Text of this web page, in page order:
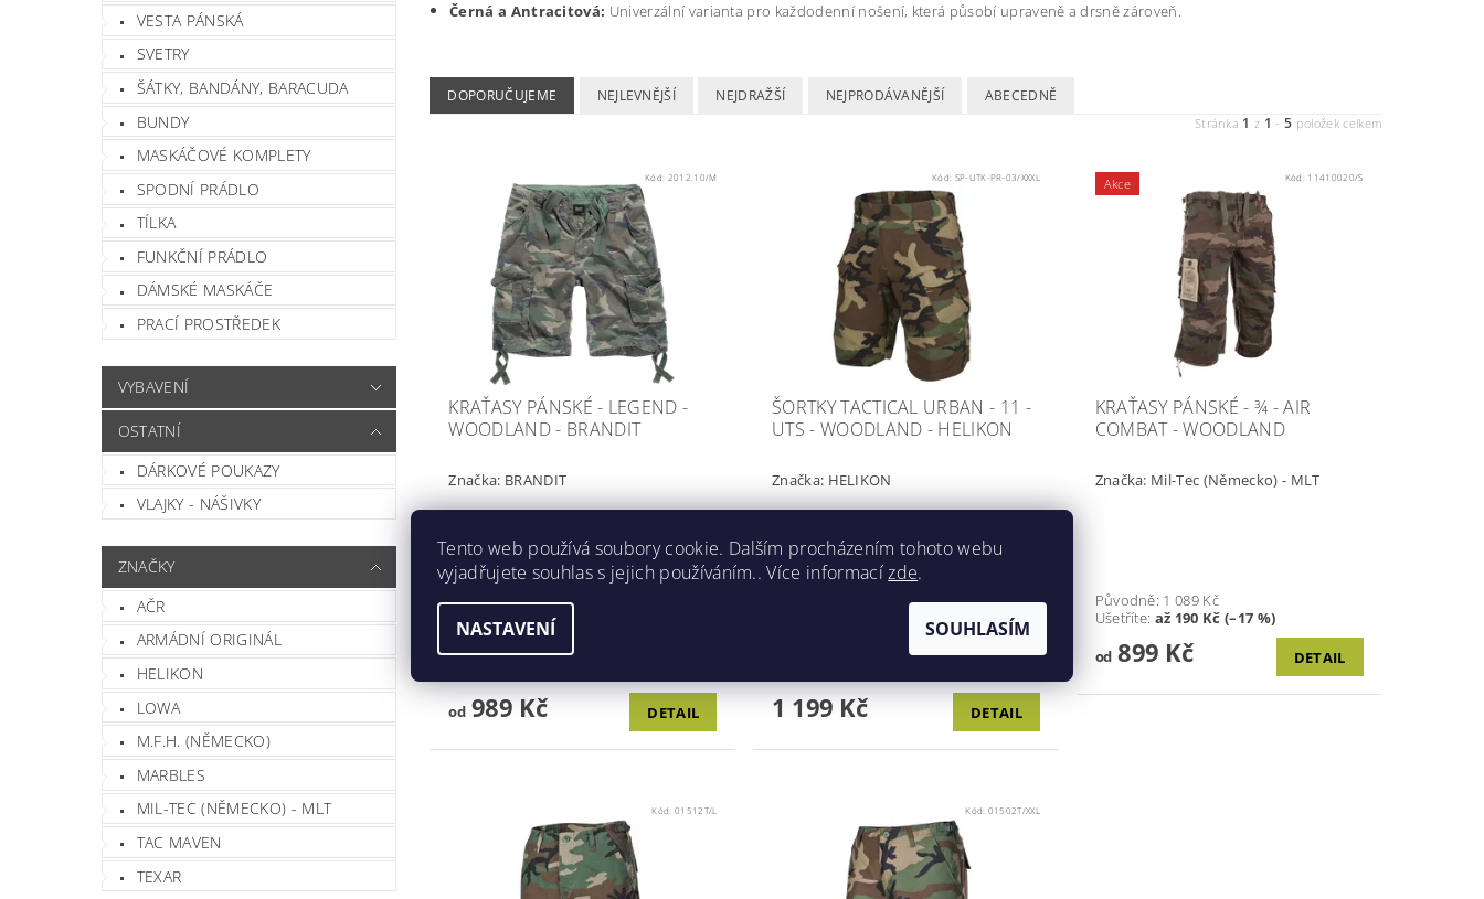
VESTA PÁNSKÁ
SVETRY
ŠÁTKY, BANDÁNY, BARACUDA
BUNDY
MASKÁČOVÉ KOMPLETY
SPODNÍ PRÁDLO
TÍLKA
FUNKČNÍ PRÁDLO
DÁMSKÉ MASKÁČE
PRACÍ PROSTŘEDEK
VYBAVENÍ
OSTATNÍ
DÁRKOVÉ POUKAZY
VLAJKY - NÁŠIVKY
ZNAČKY
AČR
ARMÁDNÍ ORIGINÁL
HELIKON
LOWA
M.F.H. (NĚMECKO)
MARBLES
MIL-TEC (NĚMECKO) - MLT
TAC MAVEN
TEXAR
Černá a Antracitová: Univerzální varianta pro každodenní nošení, která působí upraveně a drsně zároveň.
DOPORUČUJEME NEJLEVNĚJŠÍ NEJDRAŽŠÍ NEJPRODÁVANĚJŠÍ ABECEDNĚ
Stránka 1 z 1 -5 položek celkem
Kód: 2012.10/M
KRAŤASY PÁNSKÉ - LEGEND -
WOODLAND - BRANDIT
Značka: BRANDIT
Kraťasy pánské - Vintage Classic
Moderní kraťasy v provedení Vintage
Classic Díky pevnému materiálu jsou
velmi odolné. Tyto kraťasy jsou
od989 Kč DETAIL
Kód: SP-UTK-PR-03/XXXL
ŠORTKY TACTICAL URBAN - 11 -
UTS - WOODLAND - HELIKON
Značka: HELIKON
Šortky tactical urban - UTS Tyto šortky
jsou založeny na kalhotech UTP®
designu. Stavba byla přizpůsobena pro
extrémně horké počasí a nabízí ještě
1 199 Kč DETAIL
Akce Kód: 11410020/S
KRAŤASY PÁNSKÉ - ¾ - AIR
COMBAT - WOODLAND
Značka: Mil-Tec (Německo) - MLT
Původně: 1 089 Kč
Ušetříte: až 190 Kč (–17 %)
od899 Kč DETAIL
Kód: 01512T/L Kód: 01502T/XXL
Tento web používá soubory cookie. Dalším procházením tohoto webu
vyjadřujete souhlas s jejich používáním.. Více informacízde.
NASTAVENÍ SOUHLASÍM